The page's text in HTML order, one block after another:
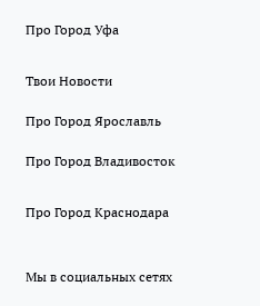
Про Город Уфа
Твои Новости
Про Город Ярославль
Про Город Владивосток
Про Город Краснодара
Мы в социальных сетях